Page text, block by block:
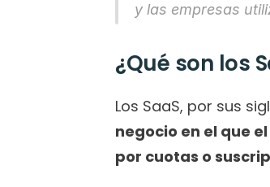
y las empresas
¿Qué son los
Los SaaS, por sus
negocio en el que
por cuotas o